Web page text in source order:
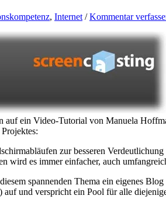
, Internet /Kommentar
auf ein Video-Tutorial von Manuela
zur besseren
wird es immer einfacher, auch
spannenden Thema ein eigenes
auf und verspricht ein Pool für alle